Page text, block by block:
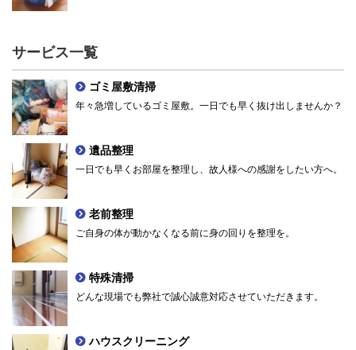
サービス一覧
ゴミ屋敷清掃
年々急増しているゴミ屋敷。一日でも早く抜け出しませんか？
遺品整理
一日でも早くお部屋を整理し、故人様への感謝をしたい方へ。
老前整理
ご自身の体が動かなくなる前に身の回りを整理を。
特殊清掃
どんな現場でも弊社で誠心誠意対応させていただきます。
ハウスクリーニング